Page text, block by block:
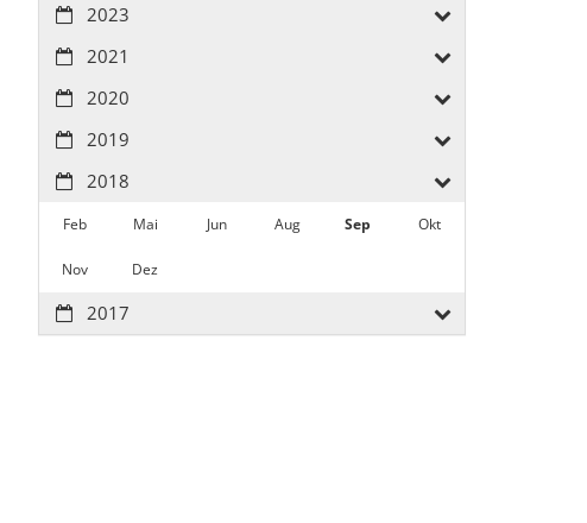
2023
2021
2020
2019
2018
Feb Mai Jun Aug Sep Okt
Nov Dez
2017